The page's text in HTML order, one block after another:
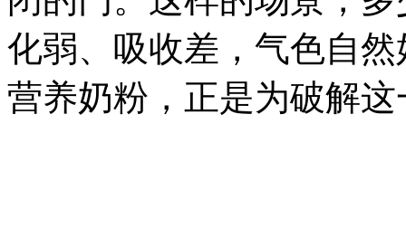
化弱、吸收差，气色自
营养奶粉，正是为破解